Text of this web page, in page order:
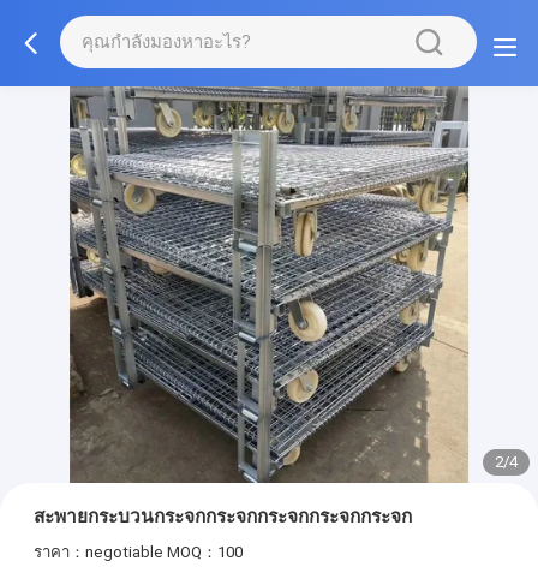
2/4
สะพายกระบวนกระจกกระจกกระจกกระจกกระจก
ราคา：negotiable MOQ：100